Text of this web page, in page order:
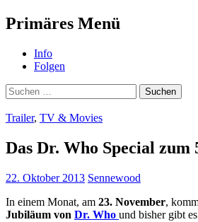
Suchen
Primäres Menü
Zum
Inhalt
Info
Folgen
Suchen
nach:
Trailer, TV & Movies
Das Dr. Who Special zum
22. Oktober 2013 Sennewood
In einem Monat, am 23. November,
Jubiläum von Dr. Who und bisher gibt